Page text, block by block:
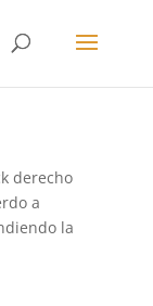
derecho
a
la